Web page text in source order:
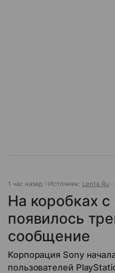
1 час назад Источник: Lenta.Ru
На коробках с
появилось
сообщение
Корпорация Sony
пользователей